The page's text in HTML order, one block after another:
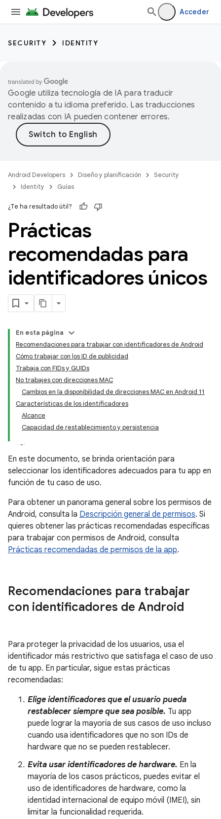
Acceder
SECURITY IDENTITY
Google utiliza tecnología de IA para traducir
contenido a tu idioma preferido. Las traducciones
realizadas con IA pueden contener errores.
Android Developers Diseño y planificación
Security
Identity
Guías
¿Te ha resultado útil?
Prácticas
recomendadas para
identificadores únicos
En esta página
Recomendaciones para trabajar con identificadores de Android
Cómo trabajar con los ID de publicidad
Trabaja con FIDs y GUIDs
No trabajes con direcciones MAC
Cambios en la disponibilidad de direcciones MAC en Android 11
Características de los identificadores
Alcance
Capacidad de restablecimiento y persistencia
En este documento, se brinda orientación para
seleccionar los identificadores adecuados para tu app en
función de tu caso de uso.
Para obtener un panorama general sobre los permisos de
Android, consulta la Descripción general de permisos. Si
quieres obtener las prácticas recomendadas específicas
para trabajar con permisos de Android, consulta
Prácticas recomendadas de permisos de la app.
Recomendaciones para trabajar
con identificadores de Android
Para proteger la privacidad de los usuarios, usa el
identificador más restrictivo que satisfaga el caso de uso
de tu app. En particular, sigue estas prácticas
recomendadas:
Elige identificadores que el usuario pueda
restablecer siempre que sea posible. Tu app
puede lograr la mayoría de sus casos de uso incluso
cuando usa identificadores que no son IDs de
hardware que no se pueden restablecer.
Evita usar identificadores de hardware. En la
mayoría de los casos prácticos, puedes evitar el
uso de identificadores de hardware, como la
identidad internacional de equipo móvil (IMEI), sin
limitar la funcionalidad requerida.